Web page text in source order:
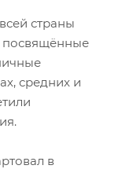
страны
посвящённые
средних и
в